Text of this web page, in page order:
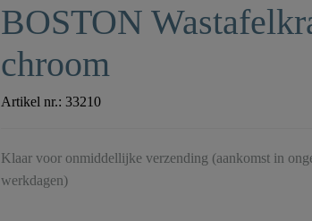
BOSTON
chroom
Artikel nr.:33210
Klaar voor onmiddellijke verzending (aankomst in
werkdagen)